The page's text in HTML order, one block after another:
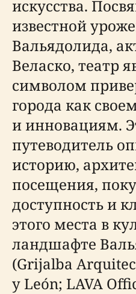
искусства.
известной
Вальядолида,
Веласко, театр
символом
города как
и инновациям.
путеводитель
историю,
посещения,
доступность и
этого места в
ландшафте
(Grijalba
y León; LAVA